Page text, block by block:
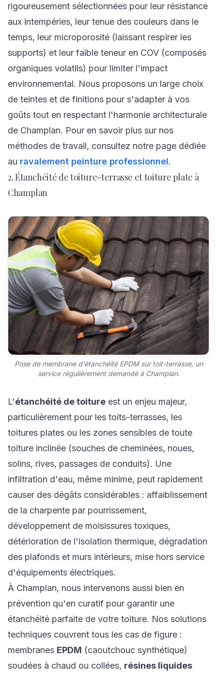
rigoureusement sélectionnées pour leur résistance
aux intempéries, leur tenue des couleurs dans le
temps, leur microporosité (laissant respirer les
supports) et leur faible teneur en COV (composés
organiques volatils) pour limiter l'impact
environnemental. Nous proposons un large choix
de teintes et de finitions pour s'adapter à vos
goûts tout en respectant l'harmonie architecturale
de Champlan. Pour en savoir plus sur nos
méthodes de travail, consultez notre page dédiée
au ravalement peinture professionnel.
2. Étanchéité de toiture-terrasse et toiture plate à
Champlan
Pose de membrane d'étanchéité EPDM sur toit-terrasse, un
service régulièrement demandé à Champlan.
L'étanchéité de toiture est un enjeu majeur,
particulièrement pour les toits-terrasses, les
toitures plates ou les zones sensibles de toute
toiture inclinée (souches de cheminées, noues,
solins, rives, passages de conduits). Une
infiltration d'eau, même minime, peut rapidement
causer des dégâts considérables : affaiblissement
de la charpente par pourrissement,
développement de moisissures toxiques,
détérioration de l'isolation thermique, dégradation
des plafonds et murs intérieurs, mise hors service
d'équipements électriques.
À Champlan, nous intervenons aussi bien en
prévention qu'en curatif pour garantir une
étanchéité parfaite de votre toiture. Nos solutions
techniques couvrent tous les cas de figure :
membranes EPDM (caoutchouc synthétique)
soudées à chaud ou collées, résines liquides